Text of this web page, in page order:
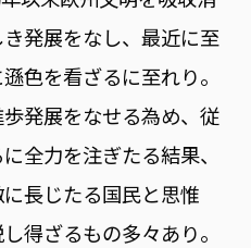
発展をなし、最近に至
色を看ざるに至れり。
発展をなせる為め、従
全力を注ぎたる結果、
長じたる国民と思惟
得ざるもの多々あり。